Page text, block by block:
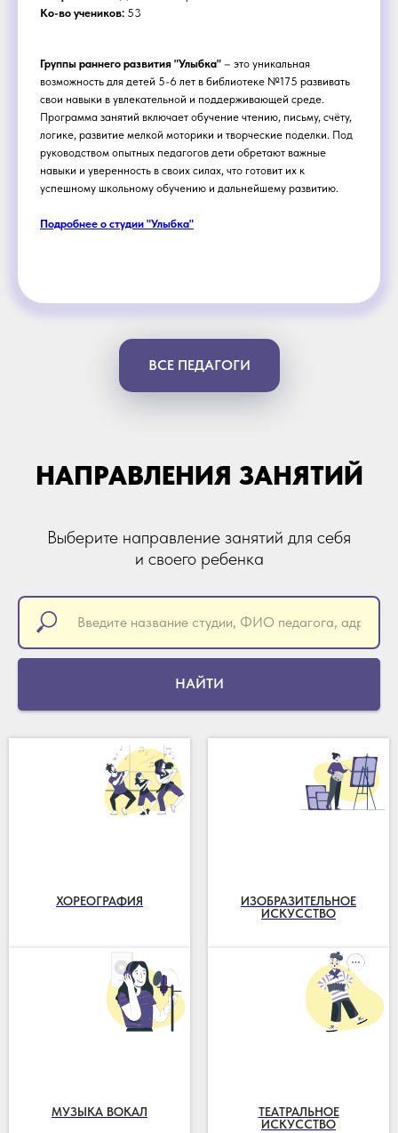
Ко-во учеников: 53
Группы раннего развития "Улыбка" – это уникальная
возможность для детей 5-6 лет в библиотеке №175 развивать
свои навыки в увлекательной и поддерживающей среде.
Программа занятий включает обучение чтению, письму, счёту,
логике, развитие мелкой моторики и творческие поделки. Под
руководством опытных педагогов дети обретают важные
навыки и уверенность в своих силах, что готовит их к
успешному школьному обучению и дальнейшему развитию.
Подробнее о студии "Улыбка"
ВСЕ ПЕДАГОГИ
НАПРАВЛЕНИЯ ЗАНЯТИЙ
Выберите направление занятий для себя
и своего ребенка
НАЙТИ
ХОРЕОГРАФИЯ
ИЗОБРАЗИТЕЛЬНОЕ
ИСКУССТВО
МУЗЫКА ВОКАЛ
ТЕАТРАЛЬНОЕ
ИСКУССТВО